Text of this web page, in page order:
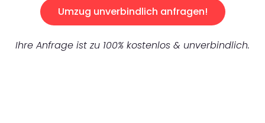
Umzug unverbindlich anfragen!
Ihre Anfrage ist zu 100% kostenlos & unverbindlich.